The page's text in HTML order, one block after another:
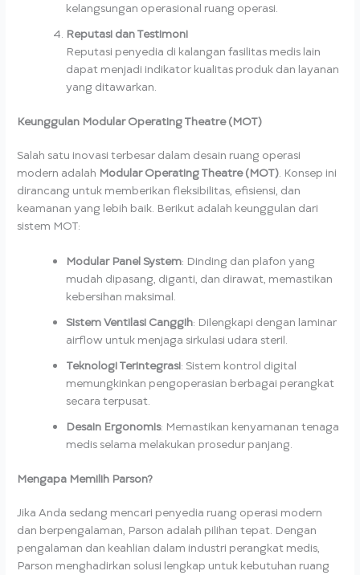
kelangsungan operasional ruang operasi.
Reputasi dan Testimoni
Reputasi penyedia di kalangan fasilitas medis lain
dapat menjadi indikator kualitas produk dan layanan
yang ditawarkan.
Keunggulan Modular Operating Theatre (MOT)
Salah satu inovasi terbesar dalam desain ruang operasi
modern adalah Modular Operating Theatre (MOT). Konsep ini
dirancang untuk memberikan fleksibilitas, efisiensi, dan
keamanan yang lebih baik. Berikut adalah keunggulan dari
sistem MOT:
Modular Panel System: Dinding dan plafon yang
mudah dipasang, diganti, dan dirawat, memastikan
kebersihan maksimal.
Sistem Ventilasi Canggih: Dilengkapi dengan laminar
airflow untuk menjaga sirkulasi udara steril.
Teknologi Terintegrasi: Sistem kontrol digital
memungkinkan pengoperasian berbagai perangkat
secara terpusat.
Desain Ergonomis: Memastikan kenyamanan tenaga
medis selama melakukan prosedur panjang.
Mengapa Memilih Parson?
Jika Anda sedang mencari penyedia ruang operasi modern
dan berpengalaman, Parson adalah pilihan tepat. Dengan
pengalaman dan keahlian dalam industri perangkat medis,
Parson menghadirkan solusi lengkap untuk kebutuhan ruang